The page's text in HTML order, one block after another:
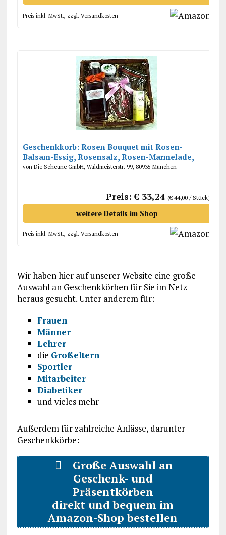
Preis inkl. MwSt., zzgl. Versandkosten
Geschenkkorb: Rosen Bouquet mit Rosen-
Balsam-Essig, Rosensalz, Rosen-Marmelade,
Schokolade mit Rosenblüten
von Die Scheune GmbH, Waldmeisterstr. 99, 80935 München
Preis: € 33,24 (€ 44,00 / Stück)
weitere Details im Shop
Preis inkl. MwSt., zzgl. Versandkosten
Wir haben hier auf unserer Website eine große
Auswahl an Geschenkkörben für Sie im Netz
heraus gesucht. Unter anderem für:
Frauen
Männer
Lehrer
die Großeltern
Sportler
Mitarbeiter
Diabetiker
und vieles mehr
Außerdem für zahlreiche Anlässe, darunter
Geschenkkörbe:
Große Auswahl an
Geschenk- und
Präsentkörben
direkt und bequem im
Amazon-Shop bestellen